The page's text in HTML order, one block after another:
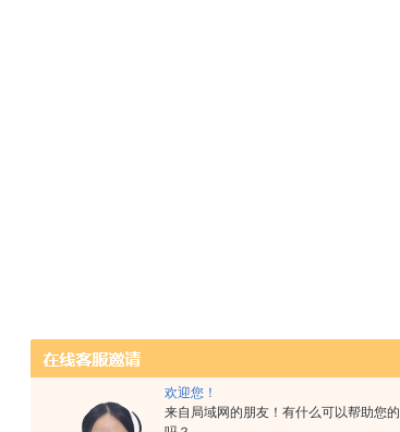
欢迎您！
来自局域网的朋友！有什么可以帮助您的